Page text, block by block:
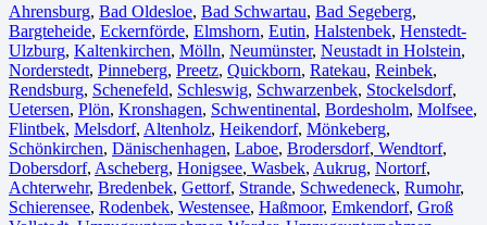
Ahrensburg, Bad Oldesloe, Bad Schwartau, Bad Segeberg,
Bargteheide, Eckernförde, Elmshorn, Eutin, Halstenbek, Henstedt-
Ulzburg, Kaltenkirchen, Mölln, Neumünster, Neustadt in Holstein,
Norderstedt, Pinneberg, Preetz, Quickborn, Ratekau, Reinbek,
Rendsburg, Schenefeld, Schleswig, Schwarzenbek, Stockelsdorf,
Uetersen, Plön, Kronshagen, Schwentinental, Bordesholm, Molfsee,
Flintbek, Melsdorf, Altenholz, Heikendorf, Mönkeberg,
Schönkirchen, Dänischenhagen, Laboe, Brodersdorf, Wendtorf,
Dobersdorf, Ascheberg, Honigsee, Wasbek, Aukrug, Nortorf,
Achterwehr, Bredenbek, Gettorf, Strande, Schwedeneck, Rumohr,
Schierensee, Rodenbek, Westensee, Haßmoor, Emkendorf, Groß